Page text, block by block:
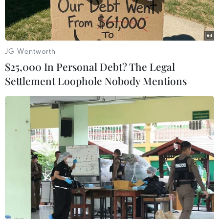
luật an ninh lương thực (Food Security Bill)
dành cho người nghèo.
Theo dự luật trên, mỗi tháng có khoảng 2/3 dân
giá gạo chỉ 3 rupee/kg, bột mì 2 rupee/kg và ngũ
cốc hạt to 1 rupee/kg. Tuy nhiên, dự luật cần
phải được Thượng nghị viện phê chuẩn mới có
Một khi dự luận về an ninh lương thực có hiệu
lực, Ấn Độ sẽ trở thành nước có chương trình
trợ cấp lượng thực lớn nhất thế giới, với số tiền
trợ cấp mà chính phủ phải chi hàng năm lên tới
gần 20 tỷ USD và cần khoảng 62 triệu tấn lương
thực để thực hiện chương trình.
JG Wentworth
$25,000 In Personal Debt? The Legal
Settlement Loophole Nobody Mentions